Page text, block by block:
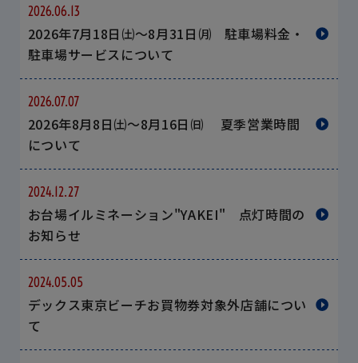
2026.06.13
2026年7月18日㈯～8月31日㈪ 駐車場料金・
駐車場サービスについて
2026.07.07
2026年8月8日㈯～8月16日㈰ 夏季営業時間
について
2024.12.27
お台場イルミネーション"YAKEI" 点灯時間の
お知らせ
2024.05.05
デックス東京ビーチお買物券対象外店舗につい
て